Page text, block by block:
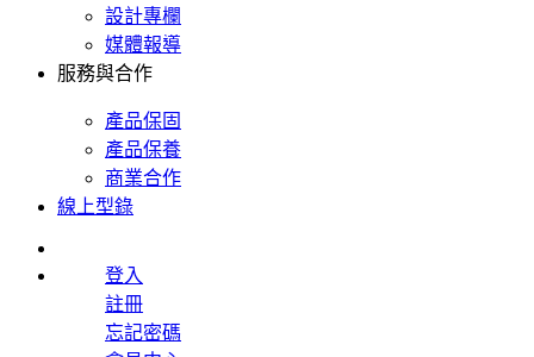
設計專欄
媒體報導
服務與合作
產品保固
產品保養
商業合作
線上型錄
登入
註冊
忘記密碼